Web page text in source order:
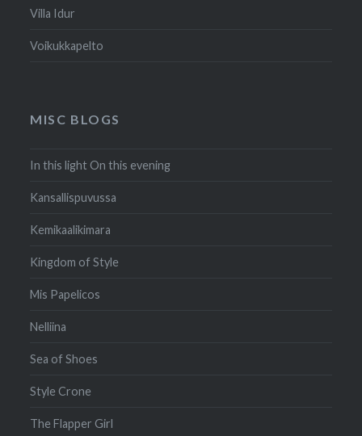
Villa Idur
Voikukkapelto
MISC BLOGS
In this light On this evening
Kansallispuvussa
Kemikaalikimara
Kingdom of Style
Mis Papelicos
Nelliina
Sea of Shoes
Style Crone
The Flapper Girl